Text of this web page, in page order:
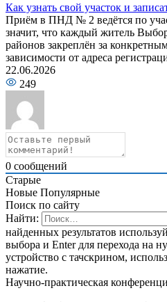
Как узнать свой участок и
Приём в ПНД № 2 ведётся по
значит, что каждый житель
районов закреплён за
зависимости от адреса
22.06.2026
249
0 сообщений
Старые
Новые Популярные
Поиск по сайту
Найти:
найденных результатов
выбора и Enter для перехода на
устройство с тачскрином,
нажатие.
Научно-практическая